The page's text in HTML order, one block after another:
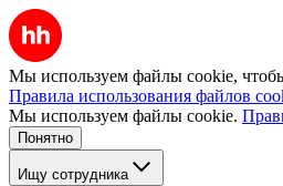
Мы используем файлы cookie, чтобы
Правила использования файлов
Мы используем файлы cookie.
Понятно
Ищу сотрудника